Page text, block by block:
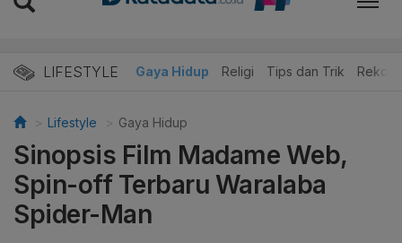
LIFESTYLE
Kuliner Edukasi Gaya Hidup Religi Tips dan Trik
Lifestyle Gaya Hidup
Sinopsis Film Madame Web,
Spin-off Terbaru Waralaba
Spider-Man